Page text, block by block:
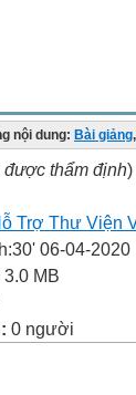
nội dung: Bài giảng,
thẩm định)
Trợ Thư Viện
06-04-2020
3.0 MB
0 người